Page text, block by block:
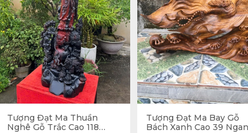
Tượng Đạt Ma Thuần
Nghê Gỗ Trắc Cao 118
Tượng Đạt Ma Bay Gỗ
Bách Xanh Cao 39